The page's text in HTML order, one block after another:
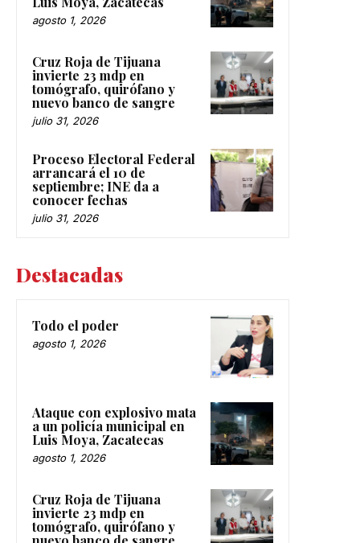
agosto 1, 2026
Cruz Roja de Tijuana
invierte 23 mdp en
tomógrafo, quirófano y
nuevo banco de sangre
julio 31, 2026
Proceso Electoral Federal
arrancará el 10 de
septiembre; INE da a
conocer fechas
julio 31, 2026
Destacadas
Todo el poder
agosto 1, 2026
Ataque con explosivo mata
a un policía municipal en
Luis Moya, Zacatecas
agosto 1, 2026
Cruz Roja de Tijuana
invierte 23 mdp en
tomógrafo, quirófano y